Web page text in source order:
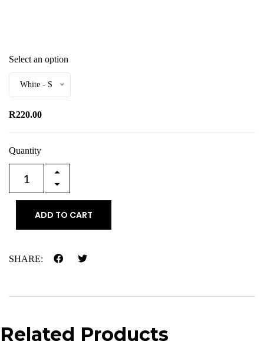
Select an option
White - S
R220.00
Quantity
ADD TO CART
SHARE:
Related Products